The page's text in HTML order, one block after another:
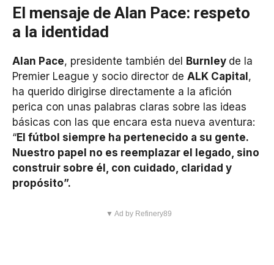
El mensaje de Alan Pace: respeto
a la identidad
Alan Pace, presidente también del Burnley de la
Premier League y socio director de ALK Capital,
ha querido dirigirse directamente a la afición
perica con unas palabras claras sobre las ideas
básicas con las que encara esta nueva aventura:
“El fútbol siempre ha pertenecido a su gente.
Nuestro papel no es reemplazar el legado, sino
construir sobre él, con cuidado, claridad y
propósito”.
▼ Ad by Refinery89